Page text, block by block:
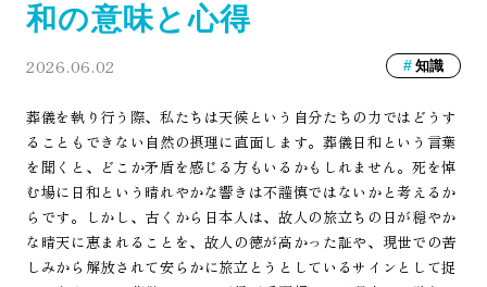
和の意味と心得
2026.06.02 知識
葬儀を執り行う際、私たちは天候という自分たちの力ではどうす
ることもできない自然の摂理に直面します。葬儀日和という言葉
を聞くと、どこか矛盾を感じる方もいるかもしれません。死を悼
む場に日和という晴れやかな響きは不謹慎ではないかと考えるか
らです。しかし、古くから日本人は、故人の旅立ちの日が穏やか
な晴天に恵まれることを、故人の徳が高かった証や、現世での苦
しみから解放されて安らかに旅立とうとしているサインとして捉